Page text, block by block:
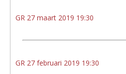
GR 27 maart 2019 19:30
GR 27 februari 2019 19:30